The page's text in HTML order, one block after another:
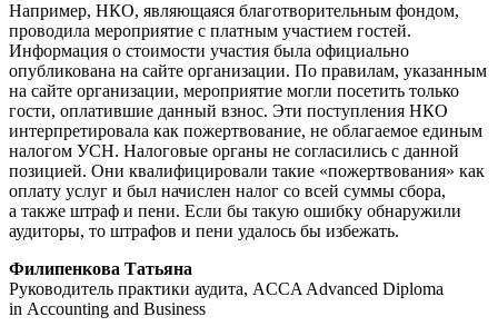
Например, НКО, являющаяся благотворительным фондом,
проводила мероприятие с платным участием гостей.
Информация о стоимости участия была официально
опубликована на сайте организации. По правилам, указанным
на сайте организации, мероприятие могли посетить только
гости, оплатившие данный взнос. Эти поступления НКО
интерпретировала как пожертвование, не облагаемое единым
налогом УСН. Налоговые органы не согласились с данной
позицией. Они квалифицировали такие «пожертвования» как
оплату услуг и был начислен налог со всей суммы сбора,
а также штраф и пени. Если бы такую ошибку обнаружили
аудиторы, то штрафов и пени удалось бы избежать.
Филипенкова Татьяна
Руководитель практики аудита, ACCA Advanced Diploma
in Accounting and Business